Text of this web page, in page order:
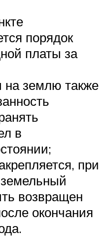
порядок
платы за
на землю также
в
при
возвращен
окончания